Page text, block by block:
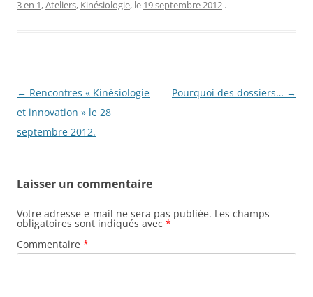
3 en 1,Ateliers, Kinésiologie, le 19 septembre 2012 .
Navigation
des
articles
← Rencontres « Kinésiologie
et innovation » le 28
septembre 2012.
Pourquoi des dossiers… →
Laisser un commentaire
Votre adresse e-mail ne sera pas publiée. Les champs
obligatoires sont indiqués avec *
Commentaire *